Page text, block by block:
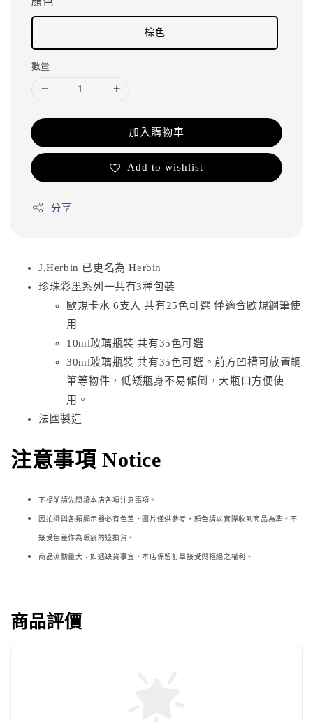
棕色
數量
加入購物車
Add to wishlist
分享
J.Herbin 已更名為 Herbin
珍珠彩墨系列一共有3種包裝
歐規卡水 6支入 共有25色可選 僅適合歐規鋼筆使
用
10ml玻璃瓶裝 共有35色可選
30ml玻璃瓶裝 共有35色可選。前方凹槽可放置鋼
筆等物件，低矮瓶身不易傾倒，大瓶口方便使
用。
法國製造
注意事項 Notice
下標前請先閱讀本店各項注意事項。
因拍攝與各類顯示器必有色差，圖片僅供參考，顏色請以實際收到商品為準。不
接受色差作為瑕疵的退換貨。
商品流動量大，如遇缺貨事宜，本店保留訂單接受與拒絕之權利。
商品評價